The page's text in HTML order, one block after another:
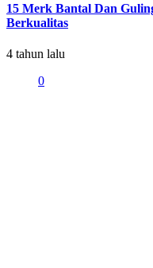
15 Merk Bantal Dan
Berkualitas
4 tahun lalu
0